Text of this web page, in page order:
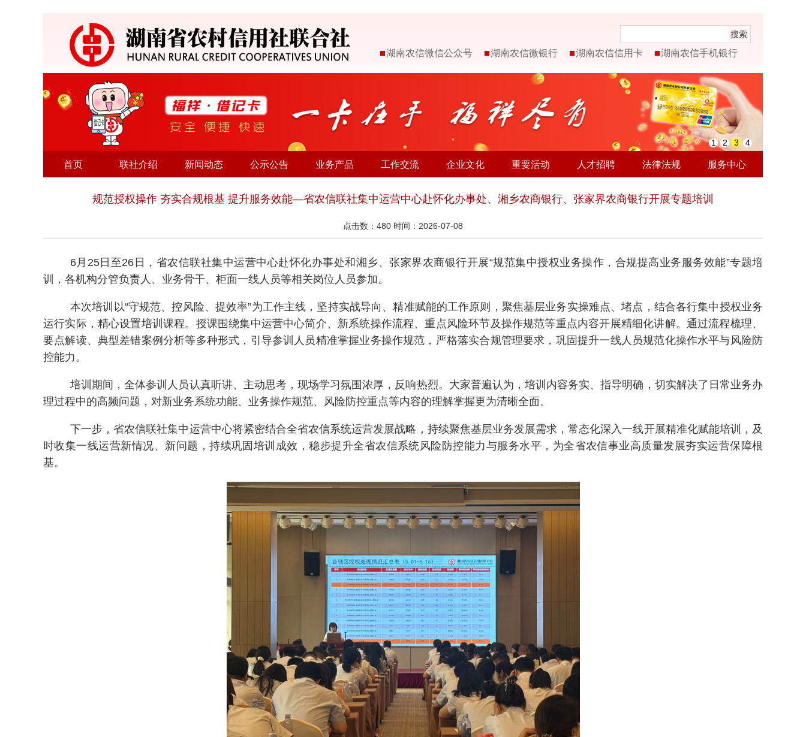
搜索
湖南农信微信公众号 湖南农信微银行 湖南农信信用卡 湖南农信手机银行
1 2 3 4
首页 联社介绍 新闻动态 公示公告 业务产品 工作交流 企业文化 重要活动 人才招聘 法律法规 服务中心
规范授权操作 夯实合规根基 提升服务效能—省农信联社集中运营中心赴怀化办事处、湘乡农商银行、张家界农商银行开展专题培训
点击数： 480 时间：2026-07-08
6月25日至26日，省农信联社集中运营中心赴怀化办事处和湘乡、张家界农商银行开展“规范集中授权业务操作，合规提高业务服务效能”专题培
训，各机构分管负责人、业务骨干、柜面一线人员等相关岗位人员参加。
本次培训以“守规范、控风险、提效率”为工作主线，坚持实战导向、精准赋能的工作原则，聚焦基层业务实操难点、堵点，结合各行集中授权业务
运行实际，精心设置培训课程。授课围绕集中运营中心简介、新系统操作流程、重点风险环节及操作规范等重点内容开展精细化讲解。通过流程梳理、
要点解读、典型差错案例分析等多种形式，引导参训人员精准掌握业务操作规范，严格落实合规管理要求，巩固提升一线人员规范化操作水平与风险防
控能力。
培训期间，全体参训人员认真听讲、主动思考，现场学习氛围浓厚，反响热烈。大家普遍认为，培训内容务实、指导明确，切实解决了日常业务办
理过程中的高频问题，对新业务系统功能、业务操作规范、风险防控重点等内容的理解掌握更为清晰全面。
下一步，省农信联社集中运营中心将紧密结合全省农信系统运营发展战略，持续聚焦基层业务发展需求，常态化深入一线开展精准化赋能培训，及
时收集一线运营新情况、新问题，持续巩固培训成效，稳步提升全省农信系统风险防控能力与服务水平，为全省农信事业高质量发展夯实运营保障根
基。